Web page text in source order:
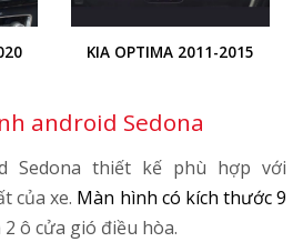
KIA OPTIMA 2011-2015
android Sedona
Sedona thiết kế phù hợp với
của xe. Màn hình có kích thước 9
ô cửa gió điều hòa.